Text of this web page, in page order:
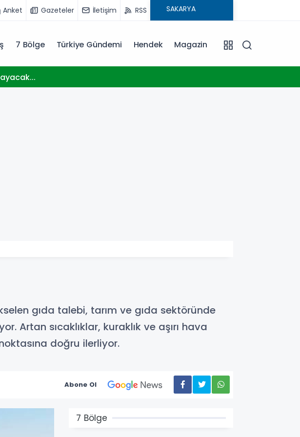
Anket Gazeteler İletişim RSS
7 Bölge Türkiye Gündemi Hendek Magazin
gıda talebi, tarım ve gıda sektöründe
Artan sıcaklıklar, kuraklık ve aşırı hava
doğru ilerliyor.
Abone Ol
7 Bölge